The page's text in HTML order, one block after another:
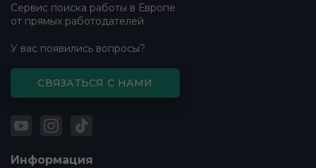
Сервис поиска работы в Европе
от прямых работодателей
У вас появились вопросы?
СВЯЗАТЬСЯ С НАМИ
Информация